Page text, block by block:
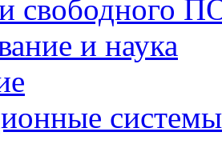
свободного
и наука
системы